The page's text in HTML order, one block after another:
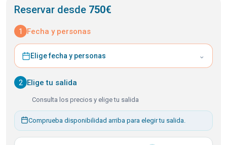
Reservar desde 750€
1 Fecha y personas
Elige fecha y personas ⌄
2 Elige tu salida
Consulta los precios y elige tu salida
Comprueba disponibilidad arriba para elegir tu salida.